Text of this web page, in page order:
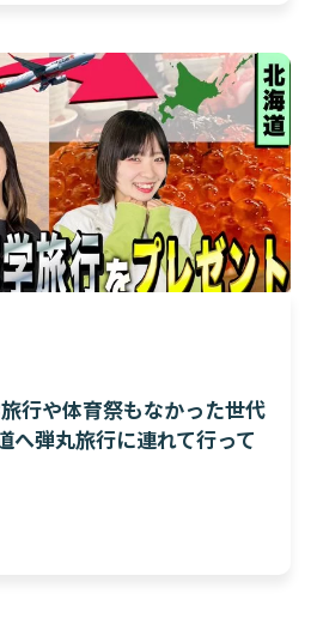
行や体育祭もなかった世代
へ弾丸旅行に連れて行って